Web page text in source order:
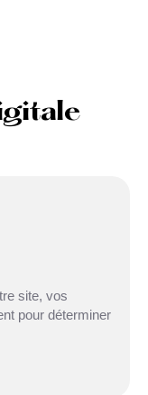
site, vos
pour déterminer